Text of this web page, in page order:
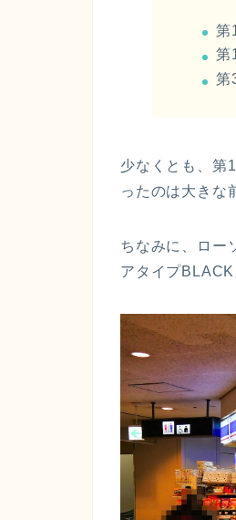
第
第
第
少なくとも、第
ったのは大きな
ちなみに、ロー
アタイプBLACK